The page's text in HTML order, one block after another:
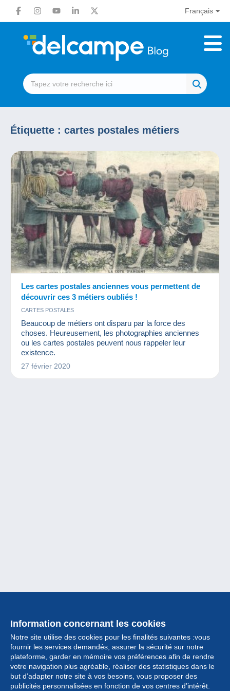
Français
Étiquette : cartes postales métiers
Les cartes postales anciennes vous permettent de
découvrir ces 3 métiers oubliés !
CARTES POSTALES
Beaucoup de métiers ont disparu par la force des
choses. Heureusement, les photographies anciennes
ou les cartes postales peuvent nous rappeler leur
existence.
27 février 2020
Information concernant les cookies
Notre site utilise des cookies pour les finalités suivantes :vous
fournir les services demandés, assurer la sécurité sur notre
plateforme, garder en mémoire vos préférences afin de rendre
votre navigation plus agréable, réaliser des statistiques dans le
but d’adapter notre site à vos besoins, vous proposer des
publicités personnalisées en fonction de vos centres d’intérêt.
Collection